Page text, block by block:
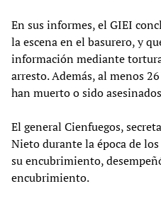
En sus informes, el GIEI
la escena en el basurero, y
información mediante
arresto. Además, al menos
han muerto o sido
El general Cienfuegos,
Nieto durante la época de
su encubrimiento,
encubrimiento.